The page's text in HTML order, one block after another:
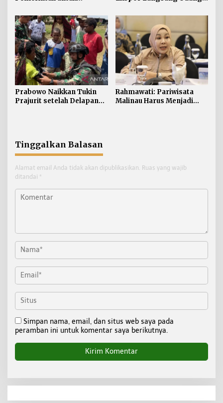
Rahmawati Serap Aspirasi
Petani di Desa Gunung
Putih
Prabowo Naikkan Tukin
Prajurit setelah Delapan
Rahmawati: Pariwisata
Malinau Harus Menjadi
Tinggalkan Balasan
Alamat email Anda tidak akan dipublikasikan. Ruas yang wajib
ditandai *
Simpan nama, email, dan situs web saya pada
peramban ini untuk komentar saya berikutnya.